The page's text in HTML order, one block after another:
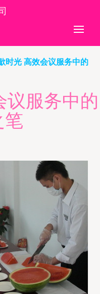
时光 高效会议服务中的
议服务中的
笔